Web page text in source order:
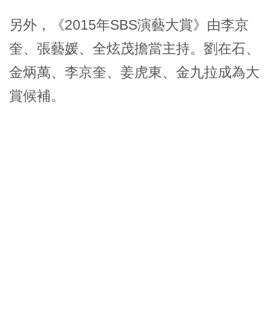
另外，《2015年SBS演藝大賞》由李京
奎、張藝媛、全炫茂擔當主持。劉在石、
金炳萬、李京奎、姜虎東、金九拉成為大
賞候補。